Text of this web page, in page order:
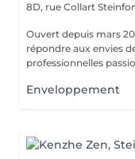
8D, rue Collart
Ouvert depuis mars
répondre aux envies
professionnelles
Enveloppement